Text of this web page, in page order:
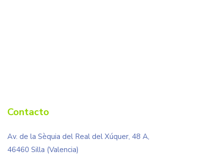
Contacto
Av. de la Sèquia del Real del Xúquer, 48 A,
46460 Silla (Valencia)